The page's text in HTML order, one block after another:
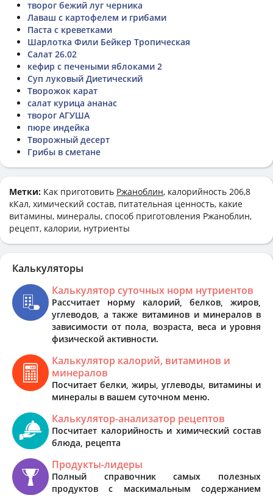
творог бежий луг черника
Лаваш с картофелем и грибами
Паста с креветками
Шарлотка Фили Бейкер Тропическая
Салат 26.02
кефир с печеными яблоками 2
Суп луковый Диетический
Творожок карат
салат курица ананас
творог АГУША
пюре индейка
Творожный десерт
Грибы в сметане
Метки: Как приготовить Ржаноблин, калорийность 206,8
кКал, химический состав, питательная ценность, какие
витамины, минералы, способ приготовления Ржаноблин,
рецепт, калории, нутриенты
Калькуляторы
Калькулятор суточных норм нутриентов
Рассчитает норму калорий, белков, жиров,
углеводов, а также витаминов и минералов в
зависимости от пола, возраста, веса и уровня
физической активности.
Калькулятор калорий, витаминов и
минералов
Посчитает белки, жиры, углеводы, витамины и
минералы в вашем суточном меню.
Калькулятор-анализатор рецептов
Посчитает калорийность и химический состав
блюда, рецепта
Продукты-лидеры
Полный справочник самых полезных
продуктов с маскимальным содержанием